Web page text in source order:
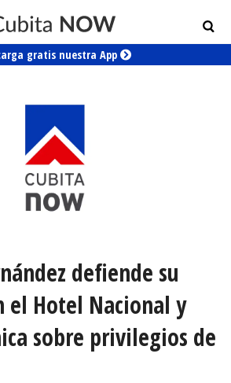
gratis nuestra App
defiende su
el Hotel Nacional y
sobre privilegios de